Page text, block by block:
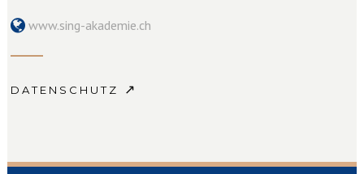
www.sing-akademie.ch
DATENSCHUTZ ↗